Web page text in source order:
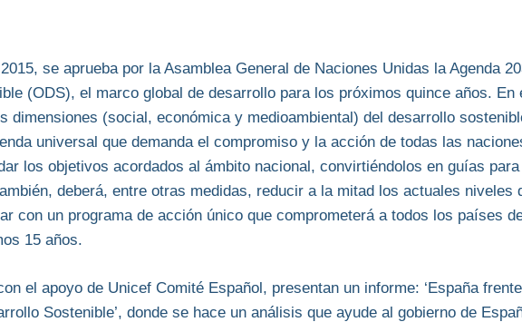
se aprueba por la Asamblea General de Naciones Unidas la Agenda
(ODS), el marco global de desarrollo para los próximos quince años. En
dimensiones (social, económica y medioambiental) del desarrollo
universal que demanda el compromiso y la acción de todas las
los objetivos acordados al ámbito nacional, convirtiéndolos en guías
deberá, entre otras medidas, reducir a la mitad los actuales niveles
con un programa de acción único que comprometerá a todos los países
15 años.
el apoyo de Unicef Comité Español, presentan un informe: ‘España
Sostenible’, donde se hace un análisis que ayude al gobierno de